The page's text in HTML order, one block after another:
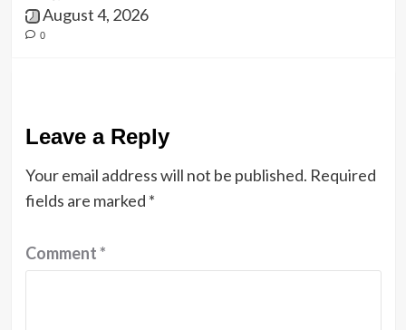
August 4, 2026
0
Leave a Reply
Your email address will not be published. Required
fields are marked *
Comment*